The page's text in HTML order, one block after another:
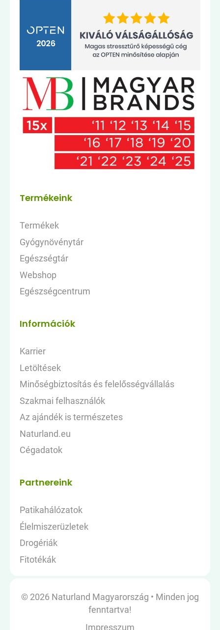
Termékeink
Termékek
Gyógynövénytár
Egészségtár
Webshop
Egészségcentrum
Információk
Karrier
Letöltések
Minőségbiztosítás és felelősségvállalás
Szakmai felhasználók
Az ajándék is természetes
Naturland.eu
Cégadatok
Partnereink
Patikahálózatok
Élelmiszerüzletek
Drogériák
Fitotékák
© 2026 Naturland Magyarország • Minden jog
fenntartva!
Impresszum